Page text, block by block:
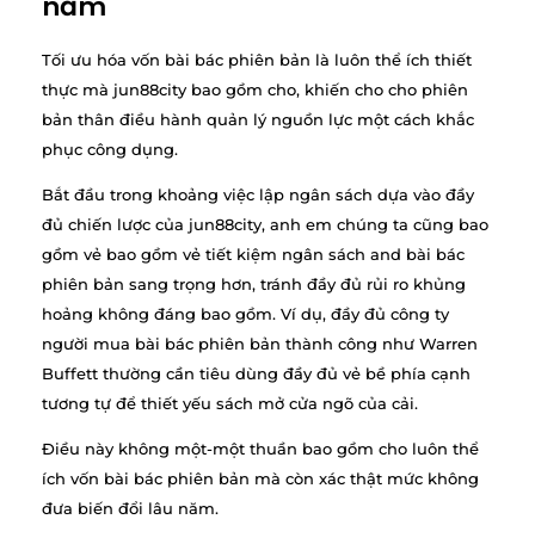
Tối ưu hóa vốn bài bác phiên bản là luôn thể ích thiết
thực mà jun88city bao gồm cho, khiến cho cho phiên
bản thân điều hành quản lý nguồn lực một cách khắc
phục công dụng.
Bắt đầu trong khoảng việc lập ngân sách dựa vào đầy
đủ chiến lược của jun88city, anh em chúng ta cũng bao
gồm vẻ bao gồm vẻ tiết kiệm ngân sách and bài bác
phiên bản sang trọng hơn, tránh đầy đủ rủi ro khủng
hoảng không đáng bao gồm. Ví dụ, đầy đủ công ty
người mua bài bác phiên bản thành công như Warren
Buffett thường cần tiêu dùng đầy đủ vẻ bề phía cạnh
tương tự để thiết yếu sách mở cửa ngõ của cải.
Điều này không một-một thuần bao gồm cho luôn thể
ích vốn bài bác phiên bản mà còn xác thật mức không
đưa biến đổi lâu năm.